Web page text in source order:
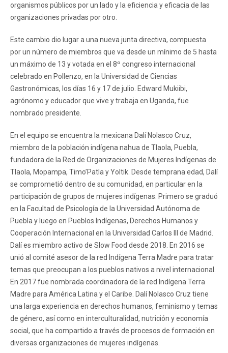
organismos públicos por un lado y la eficiencia y eficacia de las
organizaciones privadas por otro.
Este cambio dio lugar a una nueva junta directiva, compuesta
por un número de miembros que va desde un mínimo de 5 hasta
un máximo de 13 y votada en el 8º congreso internacional
celebrado en Pollenzo, en la Universidad de Ciencias
Gastronómicas, los días 16 y 17 de julio. Edward Mukiibi,
agrónomo y educador que vive y trabaja en Uganda, fue
nombrado presidente.
En el equipo se encuentra la mexicana Dalí Nolasco Cruz,
miembro de la población indígena nahua de Tlaola, Puebla,
fundadora de la Red de Organizaciones de Mujeres Indígenas de
Tlaola, Mopampa, Timo’Patla y Yoltik. Desde temprana edad, Dalí
se comprometió dentro de su comunidad, en particular en la
participación de grupos de mujeres indígenas. Primero se graduó
en la Facultad de Psicología de la Universidad Autónoma de
Puebla y luego en Pueblos Indígenas, Derechos Humanos y
Cooperación Internacional en la Universidad Carlos III de Madrid.
Dalí es miembro activo de Slow Food desde 2018. En 2016 se
unió al comité asesor de la red Indígena Terra Madre para tratar
temas que preocupan a los pueblos nativos a nivel internacional.
En 2017 fue nombrada coordinadora de la red Indígena Terra
Madre para América Latina y el Caribe. Dalí Nolasco Cruz tiene
una larga experiencia en derechos humanos, feminismo y temas
de género, así como en interculturalidad, nutrición y economía
social, que ha compartido a través de procesos de formación en
diversas organizaciones de mujeres indígenas.